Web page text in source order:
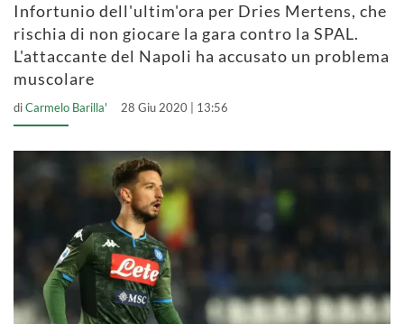
Infortunio dell'ultim'ora per Dries Mertens, che
rischia di non giocare la gara contro la SPAL.
L'attaccante del Napoli ha accusato un problema
muscolare
diCarmelo Barilla' 28 Giu 2020 | 13:56